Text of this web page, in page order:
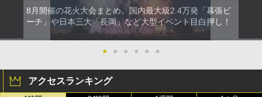
8月開催の花火大会まとめ。国内最大級2.4万発「幕張ビ
ーチ」や日本三大「長岡」など大型イベント目白押し！
● ● ● ● ● ●
アクセスランキング